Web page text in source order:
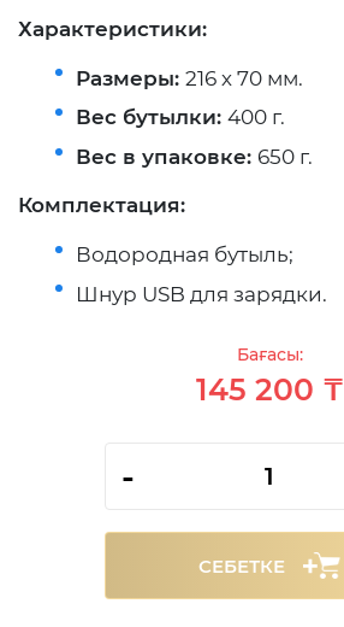
Характеристики:
Размеры: 216 х 70 мм.
Вес бутылки: 400 г.
Вес в упаковке: 650 г.
Комплектация:
Водородная бутыль;
Шнур USB для зарядки.
Бағасы:
145 200 ₸
-
СЕБЕТКЕ